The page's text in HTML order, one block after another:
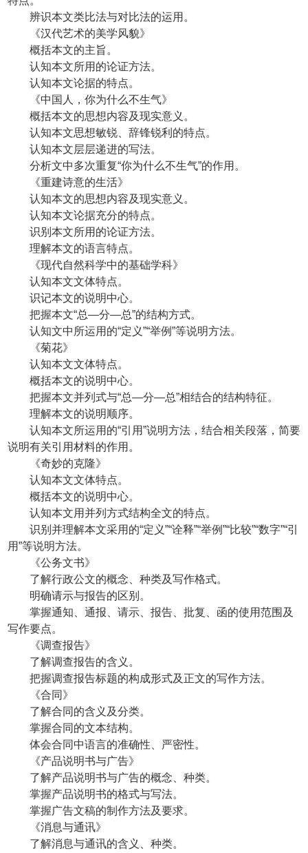
辨识本文类比法与对比法的运用。
《汉代艺术的美学风貌》
概括本文的主旨。
认知本文所用的论证方法。
认知本文论据的特点。
《中国人，你为什么不生气》
概括本文的思想内容及现实意义。
认知本文思想敏锐、辞锋锐利的特点。
认知本文层层递进的写法。
分析文中多次重复“你为什么不生气”的作用。
《重建诗意的生活》
认知本文的思想内容及现实意义。
认知本文论据充分的特点。
识别本文所用的论证方法。
理解本文的语言特点。
《现代自然科学中的基础学科》
认知本文文体特点。
识记本文的说明中心。
把握本文“总—分—总”的结构方式。
认知文中所运用的“定义”“举例”等说明方法。
《菊花》
认知本文文体特点。
概括本文的说明中心。
把握本文并列式与“总—分—总”相结合的结构特征。
理解本文的说明顺序。
认知本文所运用的“引用”说明方法，结合相关段落，简要
说明有关引用材料的作用。
《奇妙的克隆》
认知本文文体特点。
概括本文的说明中心。
认知本文用并列方式结构全文的特点。
识别并理解本文采用的“定义”“诠释”“举例”“比较”“数字”“引
用”等说明方法。
《公务文书》
了解行政公文的概念、种类及写作格式。
明确请示与报告的区别。
掌握通知、通报、请示、报告、批复、函的使用范围及
写作要点。
《调查报告》
了解调查报告的含义。
把握调查报告标题的构成形式及正文的写作方法。
《合同》
了解合同的含义及分类。
掌握合同的文本结构。
体会合同中语言的准确性、严密性。
《产品说明书与广告》
了解产品说明书与广告的概念、种类。
掌握产品说明书的格式与写法。
掌握广告文稿的制作方法及要求。
《消息与通讯》
了解消息与通讯的含义、种类。